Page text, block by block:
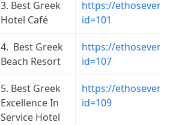
3. Best Greek
Hotel Café
https://
id=101
4. Best Greek
Beach Resort
https://
id=107
5. Best Greek
Excellence In
Service Hotel
https://
id=109